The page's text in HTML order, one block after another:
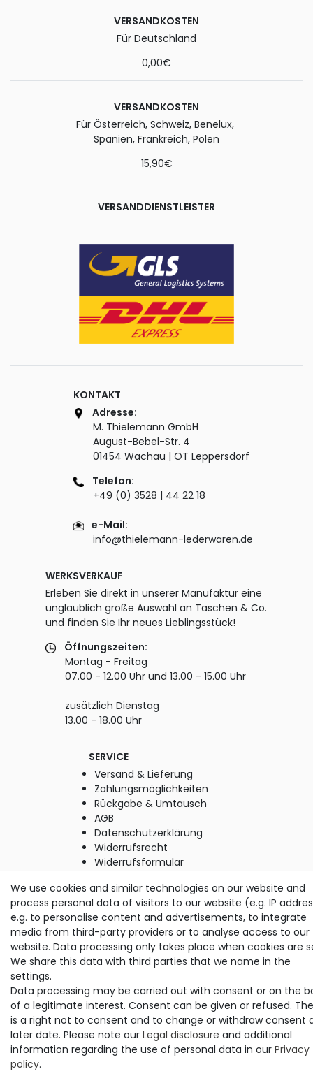
VERSANDKOSTEN
Für Deutschland
0,00€
VERSANDKOSTEN
Für Österreich, Schweiz, Benelux,
Spanien, Frankreich, Polen
15,90€
VERSANDDIENSTLEISTER
KONTAKT
Adresse:
M. Thielemann GmbH
August-Bebel-Str. 4
01454 Wachau | OT Leppersdorf
Telefon:
+49 (0) 3528 | 44 22 18
e-Mail:
info@thielemann-lederwaren.de
WERKSVERKAUF
Erleben Sie direkt in unserer Manufaktur eine
unglaublich große Auswahl an Taschen & Co.
und finden Sie Ihr neues Lieblingsstück!
Öffnungszeiten:
Montag - Freitag
07.00 - 12.00 Uhr und 13.00 - 15.00 Uhr
zusätzlich Dienstag
13.00 - 18.00 Uhr
SERVICE
Versand & Lieferung
Zahlungsmöglichkeiten
Rückgabe & Umtausch
AGB
Datenschutzerklärung
Widerrufsrecht
Widerrufsformular
© Copyright M. Thielemann GmbH 2020 | Alle Rechte
vorbehalten.
alle Preise inkl. gesetzlicher MwSt. | zzgl. Versandkosten
We use cookies and similar technologies on our website and
process personal data of visitors to our website (e.g. IP
e.g. to personalise content and advertisements, to integrate
media from third-party providers or to analyse access to our
website. Data processing only takes place when cookies are
We share this data with third parties that we name in the
settings.
Data processing may be carried out with consent or on the
of a legitimate interest. Consent can be given or refused.
is a right not to consent and to change or withdraw consent
later date. Please note our Legal disclosure and additional
information regarding the use of personal data in our Privacy
policy.